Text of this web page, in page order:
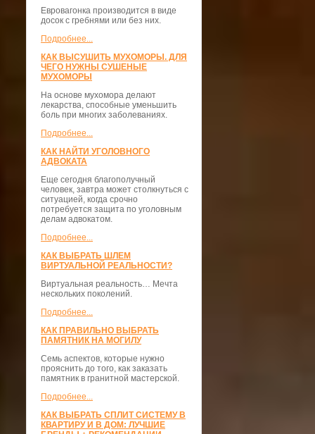
Евровагонка производится в виде
досок с гребнями или без них.
Подробнее...
КАК ВЫСУШИТЬ МУХОМОРЫ. ДЛЯ
ЧЕГО НУЖНЫ СУШЕНЫЕ
МУХОМОРЫ
На основе мухомора делают
лекарства, способные уменьшить
боль при многих заболеваниях.
Подробнее...
КАК НАЙТИ УГОЛОВНОГО
АДВОКАТА
Еще сегодня благополучный
человек, завтра может столкнуться с
ситуацией, когда срочно
потребуется защита по уголовным
делам адвокатом.
Подробнее...
КАК ВЫБРАТЬ ШЛЕМ
ВИРТУАЛЬНОЙ РЕАЛЬНОСТИ?
Виртуальная реальность… Мечта
нескольких поколений.
Подробнее...
КАК ПРАВИЛЬНО ВЫБРАТЬ
ПАМЯТНИК НА МОГИЛУ
Семь аспектов, которые нужно
прояснить до того, как заказать
памятник в гранитной мастерской.
Подробнее...
КАК ВЫБРАТЬ СПЛИТ СИСТЕМУ В
КВАРТИРУ И В ДОМ: ЛУЧШИЕ